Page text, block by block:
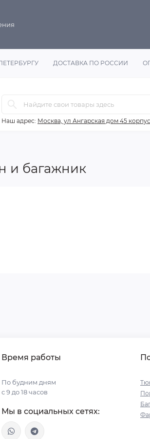
ДОСТАВКА ПО РОССИИ
Наш адрес: Москва, ул Ангарская дом 45 корпус
и багажник
Время работы
По будним дням
с 9 до 18 часов
Мы в социальных сетях: